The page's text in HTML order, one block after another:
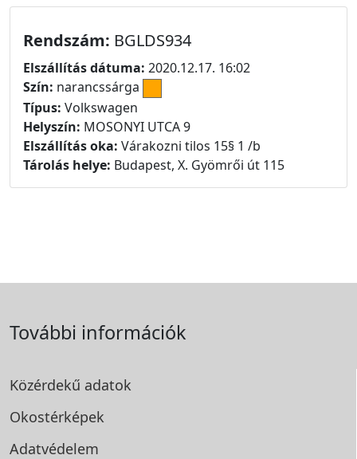
Rendszám: BGLDS934
Elszállítás dátuma: 2020.12.17. 16:02
Szín: narancssárga
Típus: Volkswagen
Helyszín: MOSONYI UTCA 9
Elszállítás oka: Várakozni tilos 15§ 1 /b
Tárolás helye: Budapest, X. Gyömrői út 115
További információk
Közérdekű adatok
Okostérképek
Adatvédelem